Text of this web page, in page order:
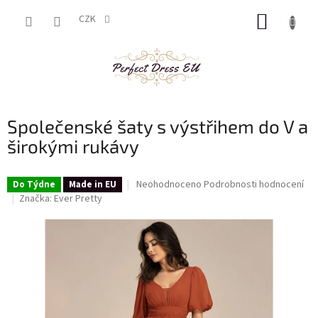
CZK
Společenské šaty s výstřihem do V a
širokými rukávy
Do Týdne Made in EU
Průměrné
je
0,0
z
5
hvězdiček.
Neohodnoceno Podrobnosti hodnocení
Značka: Ever Pretty